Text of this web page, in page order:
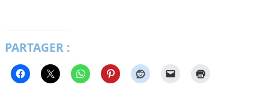
PARTAGER :